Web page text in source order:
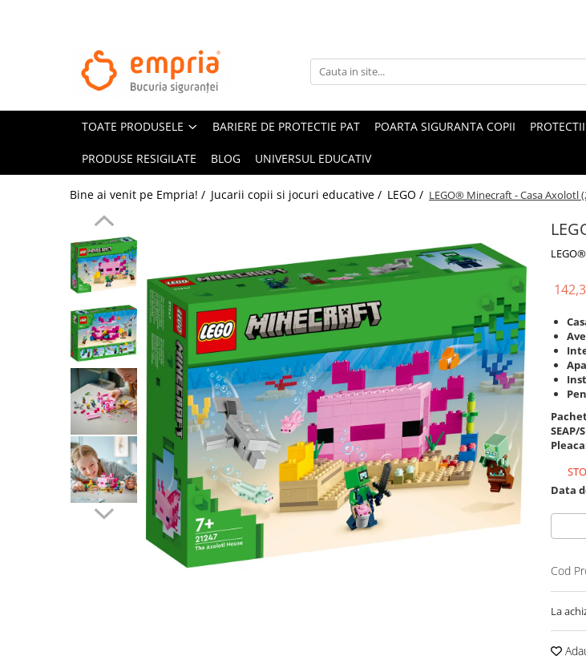
TOATE PRODUSELE
Oferte Protectii Laterale Pat
Bariere protectie pentru pat
Aparatori laterale patut bebe
Protectie colturi mobila copii
Sigurante pentru sertare si usi
Sigurante geamuri si usi glisante
Kituri de siguranta pentru copii si
Protectii casa
Protectii utile
Poarta siguranta copii
Deflectoare pentru aer conditionat
Protectii exterior
Casti antifonice pentru copii si
Echipament protectie bicicleta si
TOATE PRODUSELE BARIERE DE PROTECTIE PAT POARTA SIGURANTA COPII
PRODUSE RESIGILATE BLOG UNIVERSUL EDUCATIV
Bine ai venit pe Empria! / Jucarii copii si jocuri educative / LEGO / LEGO® Minecraft - Casa Axolotl
LEGO®
SEAP/
Data
Cod
La